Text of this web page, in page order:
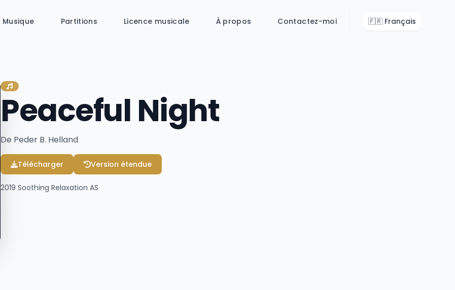
Musique Partitions Licence musicale À propos Contactez-moi 🇫🇷 Français
Peaceful Night
De Peder B. Helland
Télécharger Version étendue
2019 Soothing Relaxation AS